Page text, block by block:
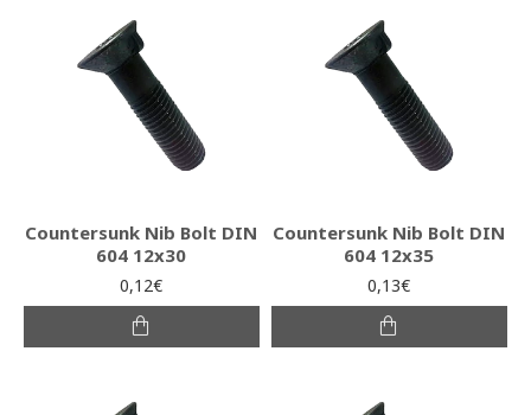
Countersunk Nib Bolt DIN
604 12x30
0,12€
Countersunk Nib Bolt DIN
604 12x35
0,13€